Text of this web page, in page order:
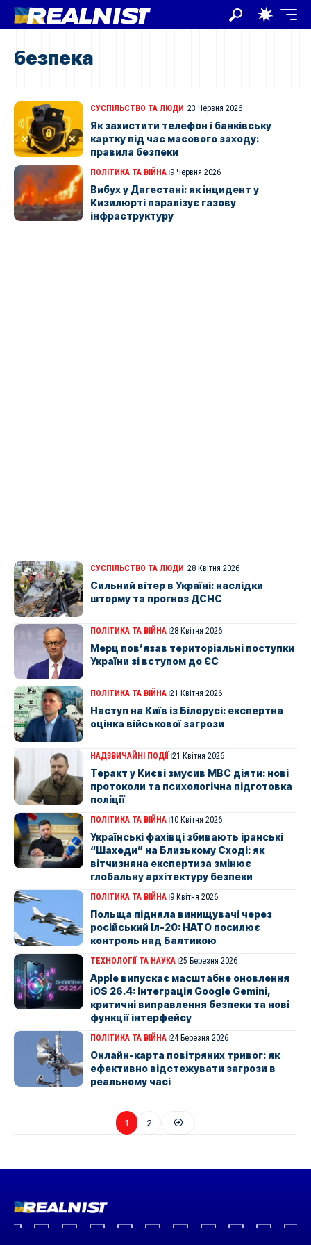
безпека
СУСПІЛЬСТВО ТА ЛЮДИ 23 Червня 2026
Як захистити телефон і банківську
картку під час масового заходу:
правила безпеки
ПОЛІТИКА ТА ВІЙНА 9 Червня 2026
Вибух у Дагестані: як інцидент у
Кизилюрті паралізує газову
інфраструктуру
СУСПІЛЬСТВО ТА ЛЮДИ 28 Квітня 2026
Сильний вітер в Україні: наслідки
шторму та прогноз ДСНС
ПОЛІТИКА ТА ВІЙНА 28 Квітня 2026
Мерц пов’язав територіальні поступки
України зі вступом до ЄС
ПОЛІТИКА ТА ВІЙНА 21 Квітня 2026
Наступ на Київ із Білорусі: експертна
оцінка військової загрози
НАДЗВИЧАЙНІ ПОДІЇ 21 Квітня 2026
Теракт у Києві змусив МВС діяти: нові
протоколи та психологічна підготовка
поліції
ПОЛІТИКА ТА ВІЙНА 10 Квітня 2026
Українські фахівці збивають іранські
“Шахеди” на Близькому Сході: як
вітчизняна експертиза змінює
глобальну архітектуру безпеки
ПОЛІТИКА ТА ВІЙНА 9 Квітня 2026
Польща підняла винищувачі через
російський Іл-20: НАТО посилює
контроль над Балтикою
ТЕХНОЛОГІЇ ТА НАУКА 25 Березня 2026
Apple випускає масштабне оновлення
iOS 26.4: Інтеграція Google Gemini,
критичні виправлення безпеки та нові
функції інтерфейсу
ПОЛІТИКА ТА ВІЙНА 24 Березня 2026
Онлайн-карта повітряних тривог: як
ефективно відстежувати загрози в
реальному часі
1 2